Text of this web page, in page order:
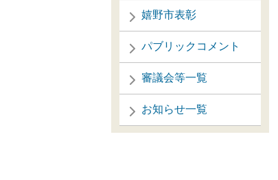
嬉野市表彰
パブリックコメント
審議会等一覧
お知らせ一覧